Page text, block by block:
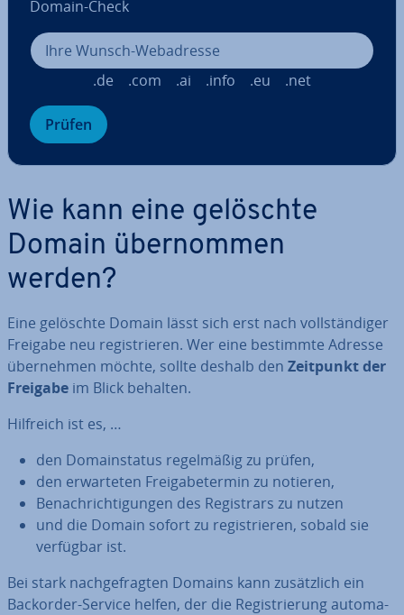
Domain-Check
.de .com .ai .info .eu .net
Prüfen
Wie kann eine gelöschte
Domain über­nom­men
werden?
Eine gelöschte Domain lässt sich erst nach voll­stän­di­ger
Freigabe neu re­gis­trie­ren. Wer eine bestimmte Adresse
über­neh­men möchte, sollte deshalb den Zeitpunkt der
Freigabe im Blick behalten.
Hilfreich ist es, …
den Do­main­sta­tus re­gel­mä­ßig zu prüfen,
den er­war­te­ten Frei­ga­be­ter­min zu notieren,
Be­nach­rich­ti­gun­gen des Re­gis­trars zu nutzen
und die Domain sofort zu re­gis­trie­ren, sobald sie
verfügbar ist.
Bei stark nach­ge­frag­ten Domains kann zu­sätz­lich ein
Backorder-Service helfen, der die Re­gis­trie­rung au­to­ma­